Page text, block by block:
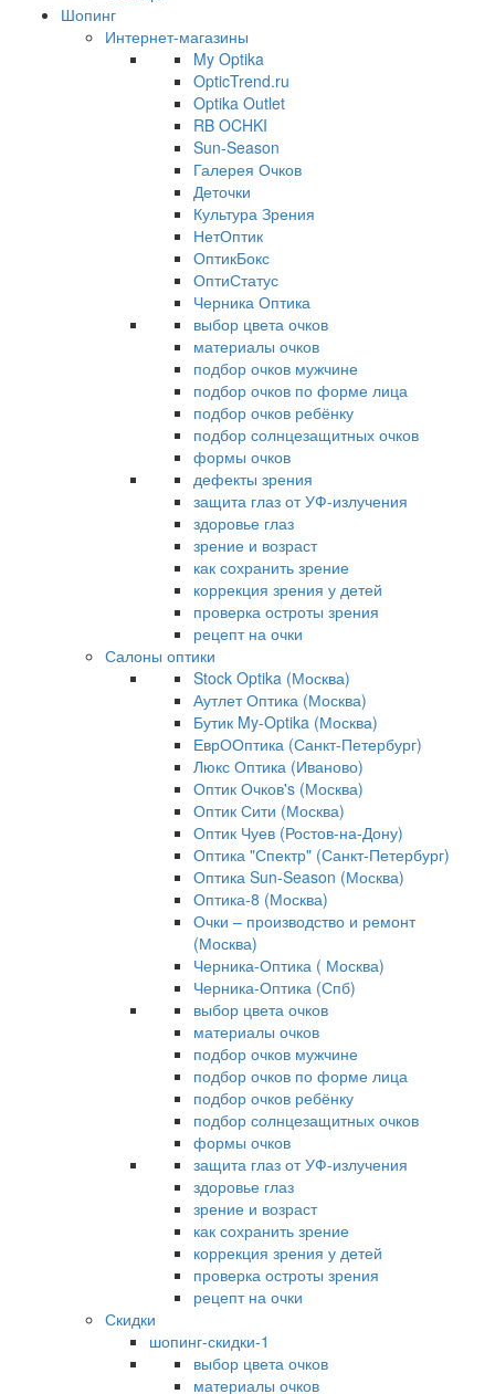
Шопинг
Интернет-магазины
My Optika
OpticTrend.ru
Optika Outlet
RB OCHKI
Sun-Season
Галерея Очков
Деточки
Культура Зрения
НетОптик
ОптикБокс
ОптиСтатус
Черника Оптика
выбор цвета очков
материалы очков
подбор очков мужчине
подбор очков по форме лица
подбор очков ребёнку
подбор солнцезащитных очков
формы очков
дефекты зрения
защита глаз от УФ-излучения
здоровье глаз
зрение и возраст
как сохранить зрение
коррекция зрения у детей
проверка остроты зрения
рецепт на очки
Салоны оптики
Stock Optika (Москва)
Аутлет Оптика (Москва)
Бутик My-Optika (Москва)
ЕврООптика (Санкт-Петербург)
Люкс Оптика (Иваново)
Оптик Очков's (Москва)
Оптик Сити (Москва)
Оптик Чуев (Ростов-на-Дону)
Оптика "Спектр" (Санкт-Петербург)
Оптика Sun-Season (Москва)
Оптика-8 (Москва)
Очки – производство и ремонт
(Москва)
Черника-Оптика ( Москва)
Черника-Оптика (Спб)
выбор цвета очков
материалы очков
подбор очков мужчине
подбор очков по форме лица
подбор очков ребёнку
подбор солнцезащитных очков
формы очков
защита глаз от УФ-излучения
здоровье глаз
зрение и возраст
как сохранить зрение
коррекция зрения у детей
проверка остроты зрения
рецепт на очки
Скидки
шопинг-скидки-1
выбор цвета очков
материалы очков